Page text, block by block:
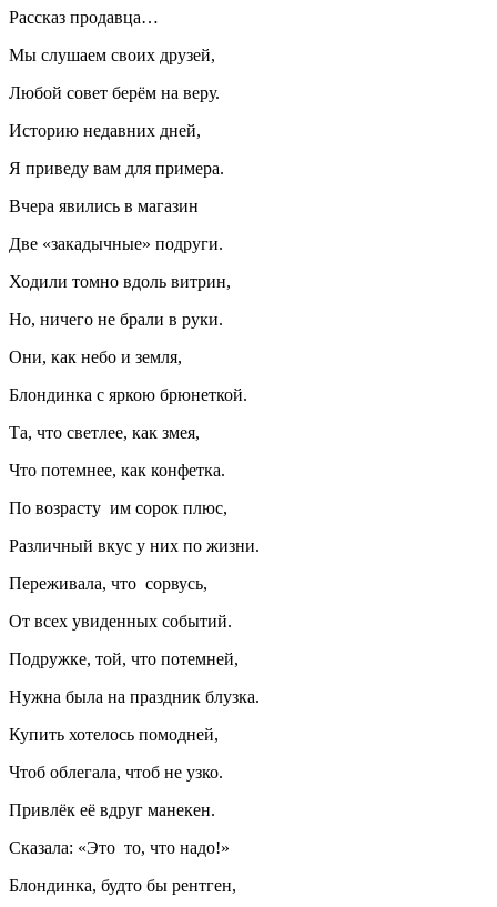
Рассказ продавца…
Мы слушаем своих друзей,
Любой совет берём на веру.
Историю недавних дней,
Я приведу вам для примера.
Вчера явились в магазин
Две «закадычные» подруги.
Ходили томно вдоль витрин,
Но, ничего не брали в руки.
Они, как небо и земля,
Блондинка с яркою брюнеткой.
Та, что светлее, как змея,
Что потемнее, как конфетка.
По возрасту им сорок плюс,
Различный вкус у них по жизни.
Переживала, что сорвусь,
От всех увиденных событий.
Подружке, той, что потемней,
Нужна была на праздник блузка.
Купить хотелось помодней,
Чтоб облегала, чтоб не узко.
Привлёк её вдруг манекен.
Сказала: «Это то, что надо!»
Блондинка, будто бы рентген,